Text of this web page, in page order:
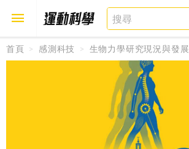
首頁 感測科技 生物力學研究現況與發展